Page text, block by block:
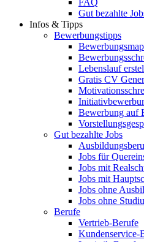
FAQ
Gut bezahlte
Infos & Tipps
Bewerbungstipps
Lebenslauf
Gratis CV
Bewerbung auf
Gut bezahlte Jobs
Jobs für
Jobs mit
Jobs mit
Jobs ohne
Jobs ohne
Berufe
Vertrieb-Berufe
Kundenservice-